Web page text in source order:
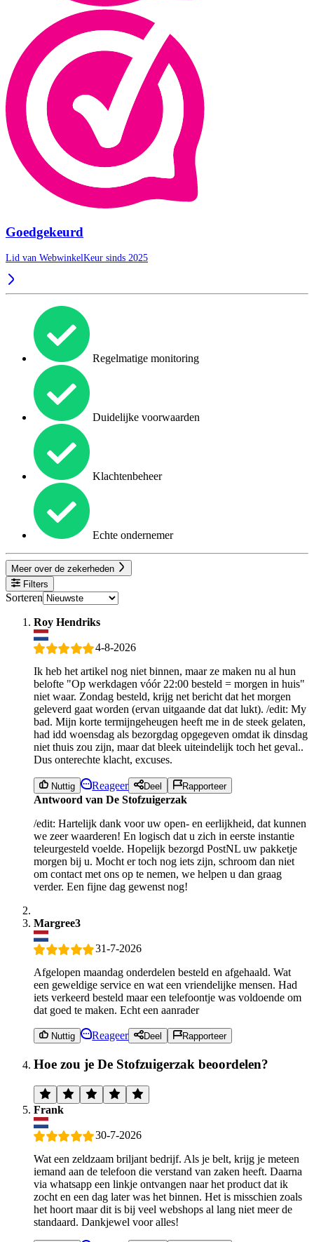
Goedgekeurd
Lid van WebwinkelKeur sinds 2025
Regelmatige monitoring
Duidelijke voorwaarden
Klachtenbeheer
Echte ondernemer
Meer over de zekerheden
Filters
Sorteren
Roy Hendriks
4-8-2026
Ik heb het artikel nog niet binnen, maar ze maken nu al hun
belofte "Op werkdagen vóór 22:00 besteld = morgen in huis"
niet waar. Zondag besteld, krijg net bericht dat het morgen
geleverd gaat worden (ervan uitgaande dat dat lukt). /edit: My
bad. Mijn korte termijngeheugen heeft me in de steek gelaten,
had idd woensdag als bezorgdag opgegeven omdat ik dinsdag
niet thuis zou zijn, maar dat bleek uiteindelijk toch het geval..
Dus onterechte klacht, excuses.
Nuttig Reageer Deel Rapporteer
Antwoord van De Stofzuigerzak
/edit: Hartelijk dank voor uw open- en eerlijkheid, dat kunnen
we zeer waarderen! En logisch dat u zich in eerste instantie
teleurgesteld voelde. Hopelijk bezorgd PostNL uw pakketje
morgen bij u. Mocht er toch nog iets zijn, schroom dan niet
om contact met ons op te nemen, we helpen u dan graag
verder. Een fijne dag gewenst nog!
Margree3
31-7-2026
Afgelopen maandag onderdelen besteld en afgehaald. Wat
een geweldige service en wat een vriendelijke mensen. Had
iets verkeerd besteld maar een telefoontje was voldoende om
dat goed te maken. Echt een aanrader
Nuttig Reageer Deel Rapporteer
Hoe zou je De Stofzuigerzak beoordelen?
Frank
30-7-2026
Wat een zeldzaam briljant bedrijf. Als je belt, krijg je meteen
iemand aan de telefoon die verstand van zaken heeft. Daarna
via whatsapp een linkje ontvangen naar het product dat ik
zocht en een dag later was het binnen. Het is misschien zoals
het hoort maar dit is bij veel webshops al lang niet meer de
standaard. Dankjewel voor alles!